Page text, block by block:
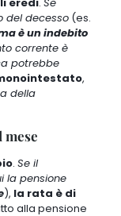
del decesso(es.
è un indebito
corrente è
potrebbe
,
della
mese
. Se il
la pensione
), la rata è di
alla pensione